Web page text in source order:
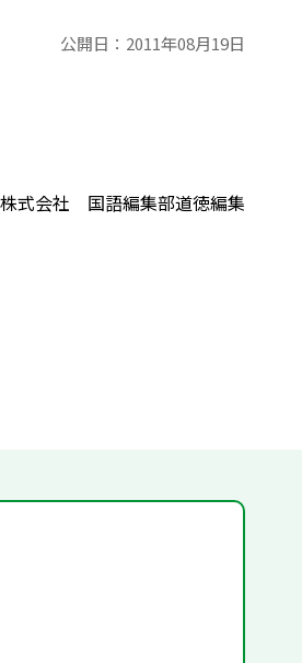
公開日： 2011年08月19日
式会社 国語編集部道徳編集